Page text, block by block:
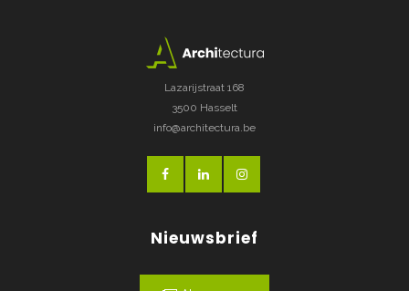
Lazarijstraat 168
3500 Hasselt
info@architectura.be
Nieuwsbrief